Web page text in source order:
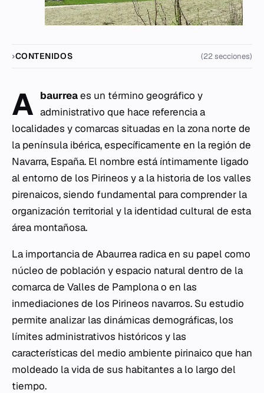
CONTENIDOS (22 secciones)
A baurreaes un término geográfico y
administrativo que hace referencia a
localidades y comarcas situadas en la zona norte de
la península ibérica, específicamente en la región de
Navarra, España. El nombre está íntimamente ligado
al entorno de los Pirineos y a la historia de los valles
pirenaicos, siendo fundamental para comprender la
organización territorial y la identidad cultural de esta
área montañosa.
La importancia de Abaurrea radica en su papel como
núcleo de población y espacio natural dentro de la
comarca de Valles de Pamplona o en las
inmediaciones de los Pirineos navarros. Su estudio
permite analizar las dinámicas demográficas, los
límites administrativos históricos y las
características del medio ambiente pirinaico que han
moldeado la vida de sus habitantes a lo largo del
tiempo.